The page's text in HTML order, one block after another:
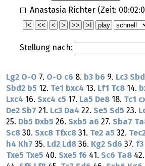
Anastasia Richter (Zeit:
Stellung nach:
Lg2 O-O 7. O-O c6 8. b3 b6 9. Lc3
Sbd2 b5 12. Te1 bxc4 13. Lf1 Tc8 14.
Lxc4 16. Sxc4 c5 17. La5 De8 18. Tc1
De2 Sb7 21. Lc3 Da4 22. Se5 Sd5 23.
25. Db5 Dxb5 26. Sxb5 a6 27. Sba7
Sc8 30. Sxc8 Tfxc8 31. Te2 a5 32.
h4 Kh7 35. Ld2 Ld8 36. Kg2 Sd6 37. f3
Txe5 Txe5 40. Sxe5 f6 41. Sc6 Ta8 42.